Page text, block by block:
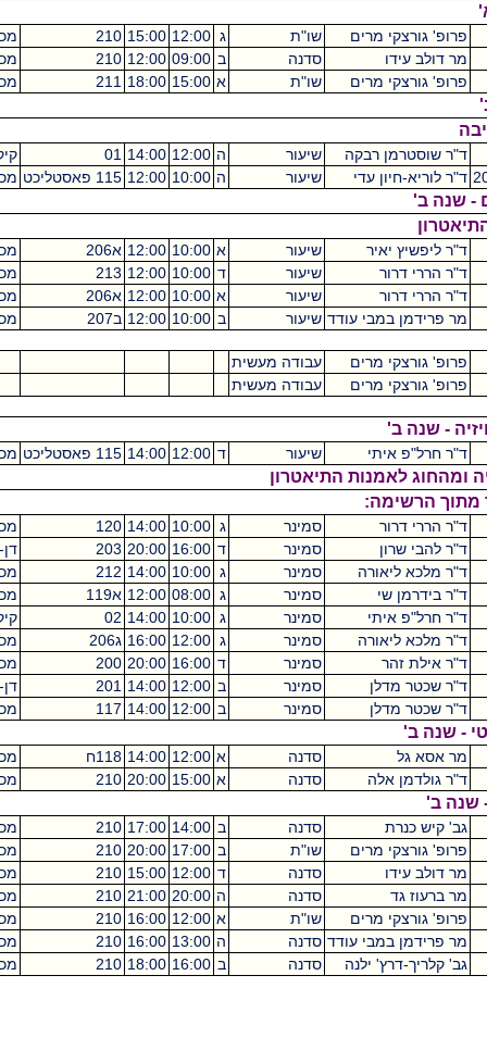
גורצקי מרים שו"ת 12:00
15:00
210
3
עידו
09:00
12:00
210
3
גורצקי מרים
שו"ת 15:00
18:00
211
3
רבקה שיעור 12:00
14:00
01
2
חיון עדי
שיעור 10:00
12:00 115 פאסטליכט מכסיקו 2
ב'
יאיר שיעור 10:00
12:00 א206
2
דרור
10:00
12:00
213
2
דרור
10:00
12:00 א206
2
במבי עודד שיעור 10:00
12:00 ב207 4
גורצקי מרים עבודה מעשית
גורצקי מרים
עבודה מעשית
שנה ב'
איתי 12:00
14:00 115 פאסטליכט מכסיקו 2
לאמנות התיאטרון
הרשימה:
דרור 10:00
14:00
120
4
שרון
16:00
20:00
203
4
ליאורה
סמינר 10:00
14:00
212
4
שי
08:00
12:00 א119
4
איתי
10:00
14:00
02
4
ליאורה
סמינר 12:00
16:00 ג206
4
זהר
16:00
20:00
200
4
מדלן
12:00
14:00
201
4
מדלן
12:00
14:00
117
4
ב'
גל 12:00
14:00 118ח
2
אלה
15:00
20:00
210
5
כנרת 14:00
17:00
210
3
גורצקי מרים
שו"ת 17:00
20:00
210
3
עידו
12:00
15:00
210
3
גד
20:00
21:00
210
2
גורצקי מרים
שו"ת 12:00
16:00
210
4
במבי עודד סדנה 13:00
16:00
210
3
דרץ' ילנה
סדנה 16:00
18:00
210
2